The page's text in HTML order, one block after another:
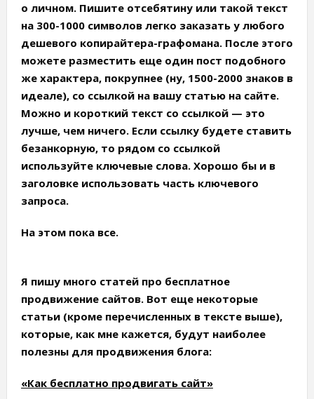
о личном. Пишите отсебятину или такой текст
на 300-1000 символов легко заказать у любого
дешевого копирайтера-графомана. После этого
можете разместить еще один пост подобного
же характера, покрупнее (ну, 1500-2000 знаков в
идеале), со ссылкой на вашу статью на сайте.
Можно и короткий текст со ссылкой — это
лучше, чем ничего. Если ссылку будете ставить
безанкорную, то рядом со ссылкой
используйте ключевые слова. Хорошо бы и в
заголовке использовать часть ключевого
запроса.
На этом пока все.
Я пишу много статей про бесплатное
продвижение сайтов. Вот еще некоторые
статьи (кроме перечисленных в тексте выше),
которые, как мне кажется, будут наиболее
полезны для продвижения блога:
«Как бесплатно продвигать сайт»